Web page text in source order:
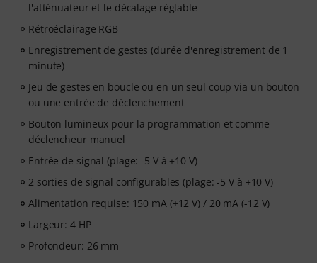
l'atténuateur et le décalage réglable
Rétroéclairage RGB
Enregistrement de gestes (durée d'enregistrement de 1
minute)
Jeu de gestes en boucle ou en un seul coup via un bouton
ou une entrée de déclenchement
Bouton lumineux pour la programmation et comme
déclencheur manuel
Entrée de signal (plage: -5 V à +10 V)
2 sorties de signal configurables (plage: -5 V à +10 V)
Alimentation requise: 150 mA (+12 V) / 20 mA (-12 V)
Largeur: 4 HP
Profondeur: 26 mm